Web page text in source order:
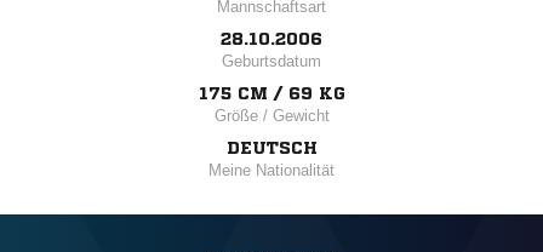
Mannschaftsart
28.10.2006
Geburtsdatum
175 CM / 69 KG
Größe / Gewicht
DEUTSCH
Meine Nationalität